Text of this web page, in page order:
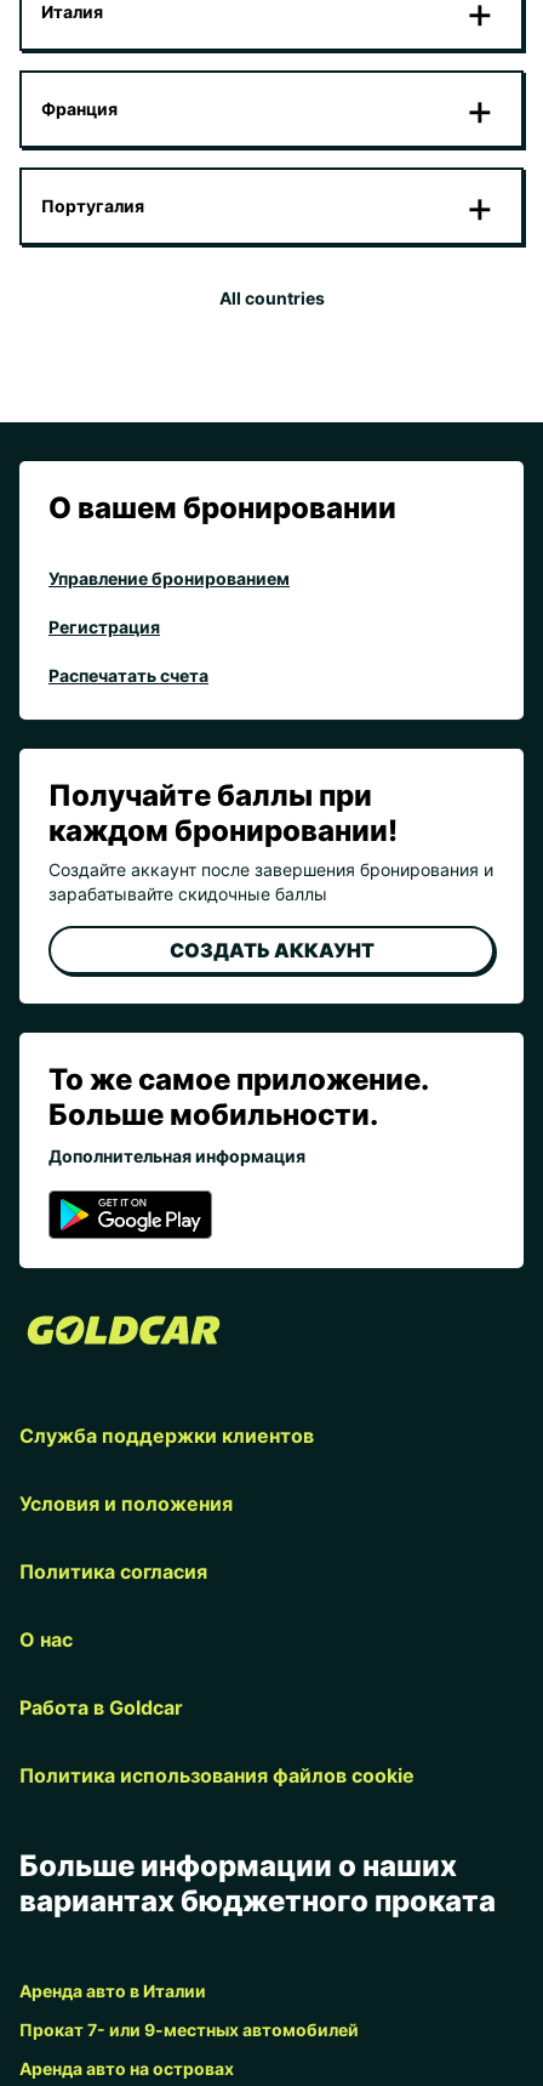
Италия
Франция
Португалия
All countries
О вашем бронировании
Управление бронированием
Регистрация
Распечатать счета
Получайте баллы при
каждом бронировании!
Создайте аккаунт после завершения бронирования и
зарабатывайте скидочные баллы
СОЗДАТЬ АККАУНТ
То же самое приложение.
Больше мобильности.
Дополнительная информация
Служба поддержки клиентов
Условия и положения
Политика согласия
О нас
Работа в Goldcar
Политика использования файлов cookie
Больше информации о наших
вариантах бюджетного проката
Аренда авто в Италии
Прокат 7- или 9-местных автомобилей
Аренда авто на островах